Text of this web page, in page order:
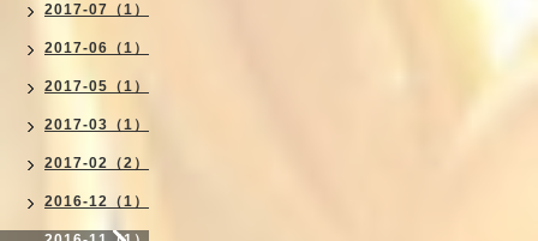
2017-07（1）
2017-06（1）
2017-05（1）
2017-03（1）
2017-02（2）
2016-12（1）